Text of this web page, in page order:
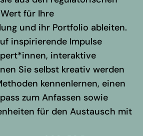
Wert für Ihre
und ihr Portfolio ableiten.
inspirierende Impulse
interaktive
Sie selbst kreativ werden
kennenlernen, einen
zum Anfassen sowie
für den Austausch mit